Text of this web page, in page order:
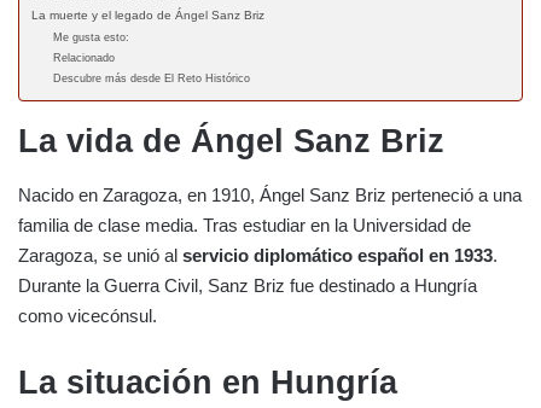
La muerte y el legado de Ángel Sanz Briz
Me gusta esto:
Relacionado
Descubre más desde El Reto Histórico
La vida de Ángel Sanz Briz
Nacido en Zaragoza, en 1910, Ángel Sanz Briz perteneció a una
familia de clase media. Tras estudiar en la Universidad de
Zaragoza, se unió al servicio diplomático español en 1933.
Durante la Guerra Civil, Sanz Briz fue destinado a Hungría
como vicecónsul.
La situación en Hungría